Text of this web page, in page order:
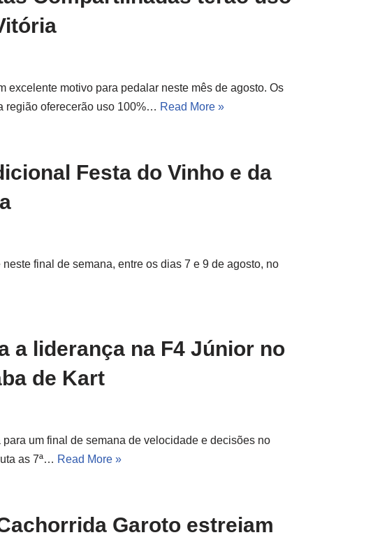
excelente motivo para pedalar neste mês de agosto. Os
região oferecerão uso 100%… Read More »
Festa do Vinho e da
final de semana, entre os dias 7 e 9 de agosto, no
a liderança na F4 Júnior no
de Kart
um final de semana de velocidade e decisões no
as 7ª… Read More »
Garoto estreiam